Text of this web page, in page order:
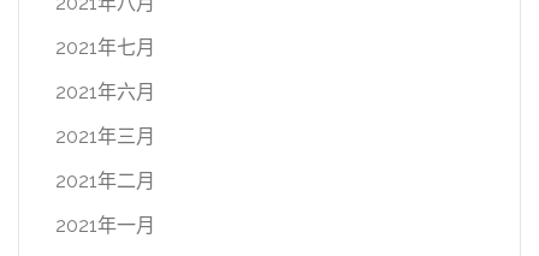
2021年七月
2021年六月
2021年三月
2021年二月
2021年一月